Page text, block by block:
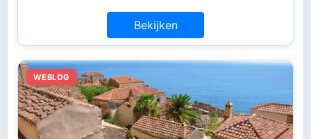
Bekijken